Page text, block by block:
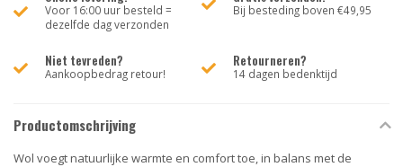
Voor 16:00 uur besteld =
dezelfde dag verzonden
Bij besteding boven €49,95
Niet tevreden?
Aankoopbedrag retour!
Retourneren?
14 dagen bedenktijd
Productomschrijving
Wol voegt natuurlijke warmte en comfort toe, in balans met de